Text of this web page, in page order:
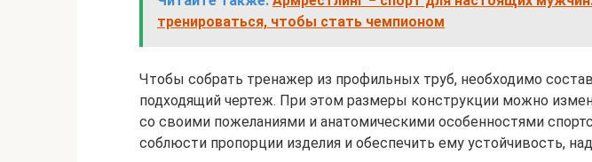
тренироваться, чтобы стать чемпионом
Чтобы собрать тренажер из профильных труб, необходимо
подходящий чертеж. При этом размеры конструкции можно
со своими пожеланиями и анатомическими особенностями
соблюсти пропорции изделия и обеспечить ему устойчивость,